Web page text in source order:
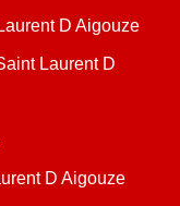
D Aigouze
Laurent D
D Aigouze